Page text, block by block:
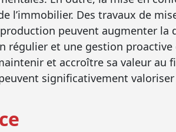
l’immobilier. Des travaux de
peuvent augmenter la
régulier et une gestion
et accroître sa valeur au
significativement